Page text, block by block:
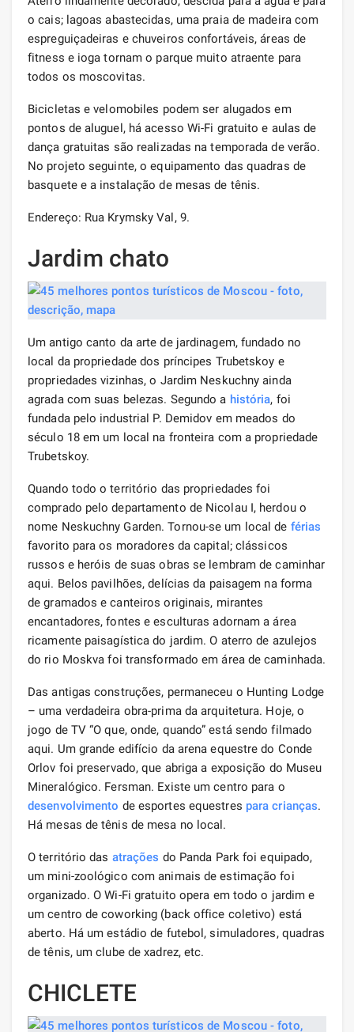
o cais; lagoas abastecidas, uma praia de madeira com
espreguiçadeiras e chuveiros confortáveis, áreas de
fitness e ioga tornam o parque muito atraente para
todos os moscovitas.
Bicicletas e velomobiles podem ser alugados em
pontos de aluguel, há acesso Wi-Fi gratuito e aulas de
dança gratuitas são realizadas na temporada de verão.
No projeto seguinte, o equipamento das quadras de
basquete e a instalação de mesas de tênis.
Endereço: Rua Krymsky Val, 9.
Jardim chato
Um antigo canto da arte de jardinagem, fundado no
local da propriedade dos príncipes Trubetskoy e
propriedades vizinhas, o Jardim Neskuchny ainda
agrada com suas belezas. Segundo a história, foi
fundada pelo industrial P. Demidov em meados do
século 18 em um local na fronteira com a propriedade
Trubetskoy.
Quando todo o território das propriedades foi
comprado pelo departamento de Nicolau I, herdou o
nome Neskuchny Garden. Tornou-se um local de férias
favorito para os moradores da capital; clássicos
russos e heróis de suas obras se lembram de caminhar
aqui. Belos pavilhões, delícias da paisagem na forma
de gramados e canteiros originais, mirantes
encantadores, fontes e esculturas adornam a área
ricamente paisagística do jardim. O aterro de azulejos
do rio Moskva foi transformado em área de caminhada.
Das antigas construções, permaneceu o Hunting Lodge
– uma verdadeira obra-prima da arquitetura. Hoje, o
jogo de TV “O que, onde, quando” está sendo filmado
aqui. Um grande edifício da arena equestre do Conde
Orlov foi preservado, que abriga a exposição do Museu
Mineralógico. Fersman. Existe um centro para o
desenvolvimento de esportes equestres para crianças.
Há mesas de tênis de mesa no local.
O território das atrações do Panda Park foi equipado,
um mini-zoológico com animais de estimação foi
organizado. O Wi-Fi gratuito opera em todo o jardim e
um centro de coworking (back office coletivo) está
aberto. Há um estádio de futebol, simuladores, quadras
de tênis, um clube de xadrez, etc.
CHICLETE